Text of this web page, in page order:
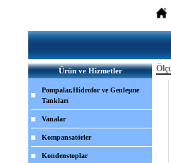
Ürün ve Hizmetler
Pompalar,Hidrofor ve Genleşme
Tankları
Vanalar
Kompansatörler
Kondenstoplar